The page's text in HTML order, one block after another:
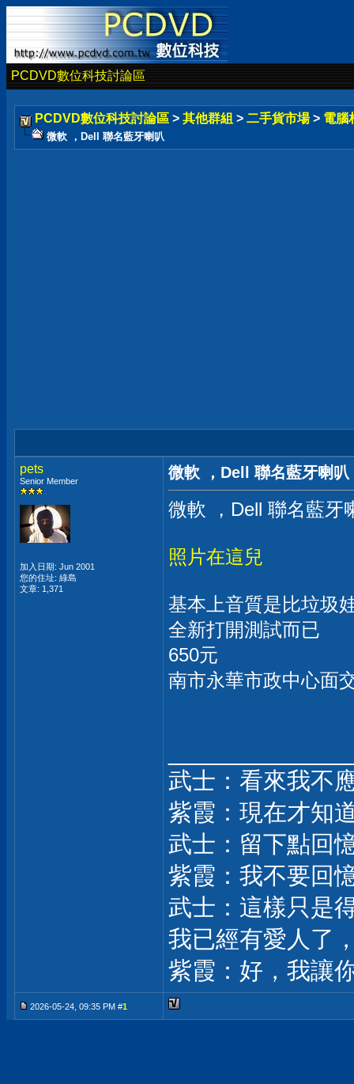
PCDVD數位科技討論區
PCDVD數位科技討論區 > 其他群組 > 二手貨市場 > 電腦
微軟 ，Dell 聯名藍牙喇叭
pets
Senior Member
加入日期: Jun 2001
您的住址: 綠島
文章: 1,371
微軟 ，Dell 聯名藍牙喇叭
微軟 ，Dell 聯名藍牙
照片在這兒
基本上音質是比垃圾
全新打開測試而已
650元
南市永華市政中心面
武士：看來我不
紫霞：現在才知
武士：留下點回
紫霞：我不要回
武士：這樣只是
我已經有愛人了
紫霞：好，我讓
2026-05-24, 09:35 PM #1